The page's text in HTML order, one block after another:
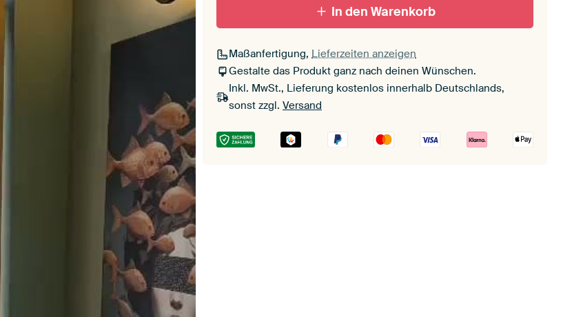
In den Warenkorb
Maßanfertigung, Lieferzeiten anzeigen
Gestalte das Produkt ganz nach deinen Wünschen.
Inkl. MwSt., Lieferung kostenlos innerhalb Deutschlands,
sonst zzgl. Versand